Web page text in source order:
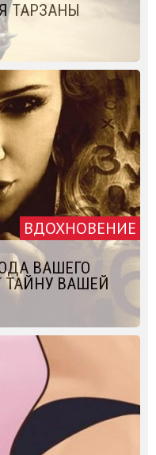
ТАРЗАНЫ
ВДОХНОВЕНИЕ
ВАШЕГО
ТАЙНУ ВАШЕЙ